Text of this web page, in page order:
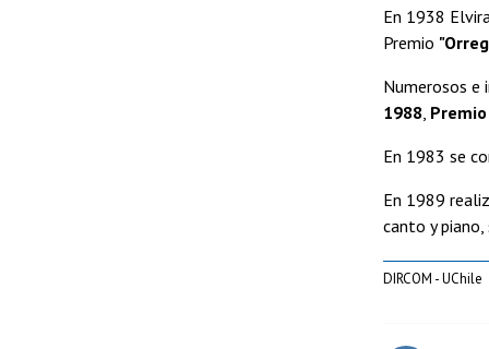
En 1938
Premio
Numerosos
1988,
En 1983 se
En 1989
canto y
DIRCOM - UChile